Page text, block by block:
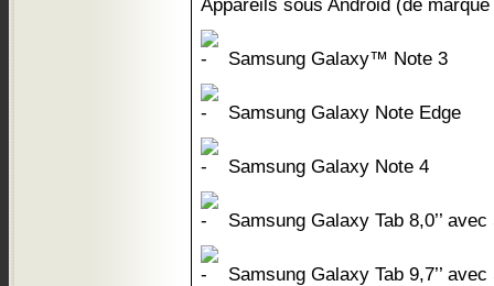
Appareils sous Android (de
Samsung Galaxy™ Note 3
Samsung Galaxy Note Edge
Samsung Galaxy Note 4
Samsung Galaxy Tab 8,0’’
Samsung Galaxy Tab 9,7’’